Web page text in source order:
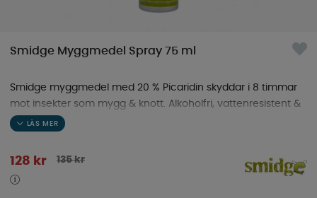
Smidge Myggmedel Spray 75 ml
Smidge myggmedel med 20 % Picaridin skyddar i 8 timmar
mot insekter som mygg & knott. Alkoholfri, vattenresistent &
säker för barn, gravida och ammande.
135kr
128 kr